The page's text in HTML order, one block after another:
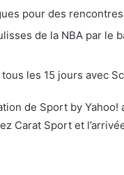
pour des
de la NBA par le
les 15 jours avec
de Sport by Yahoo!
Carat Sport et